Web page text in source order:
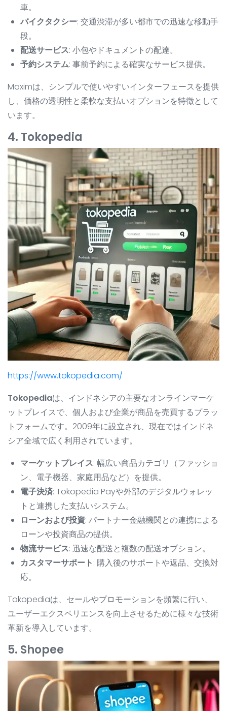
車。
バイクタクシー: 交通渋滞が多い都市での迅速な移動手
段。
配送サービス: 小包やドキュメントの配達。
予約システム: 事前予約による確実なサービス提供。
Maximは、シンプルで使いやすいインターフェースを提供
し、価格の透明性と柔軟な支払いオプションを特徴として
います。
4. Tokopedia
https://www.tokopedia.com/
Tokopediaは、インドネシアの主要なオンラインマーケ
ットプレイスで、個人および企業が商品を売買するプラッ
トフォームです。2009年に設立され、現在ではインドネ
シア全域で広く利用されています。
マーケットプレイス: 幅広い商品カテゴリ（ファッショ
ン、電子機器、家庭用品など）を提供。
電子決済: Tokopedia Payや外部のデジタルウォレッ
トと連携した支払いシステム。
ローンおよび投資: パートナー金融機関との連携による
ローンや投資商品の提供。
物流サービス: 迅速な配送と複数の配送オプション。
カスタマーサポート: 購入後のサポートや返品、交換対
応。
Tokopediaは、セールやプロモーションを頻繁に行い、
ユーザーエクスペリエンスを向上させるために様々な技術
革新を導入しています。
5. Shopee